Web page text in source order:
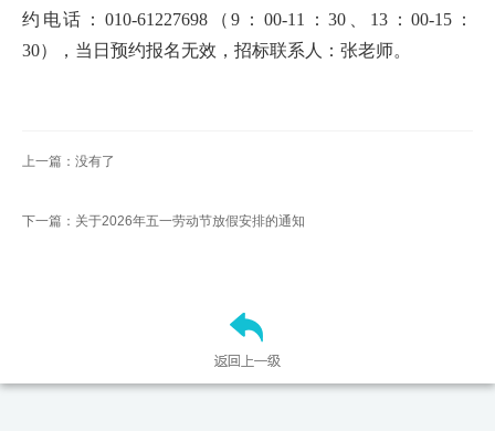
约电话：010-61227698（9：00-11：30、13：00-15：
30），当日预约报名无效，招标联系人：张老师。
上一篇：没有了
下一篇：关于2026年五一劳动节放假安排的通知